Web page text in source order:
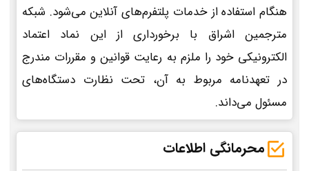
هنگام استفاده از خدمات پلتفرم‌های آنلاین می‌شود. شبکه
مترجمین اشراق با برخورداری از این نماد اعتماد
الکترونیکی خود را ملزم به رعایت قوانین و مقررات مندرج
در تعهدنامه مربوط به آن، تحت نظارت دستگاه‌های
مسئول می‌داند.
محرمانگی اطلاعات